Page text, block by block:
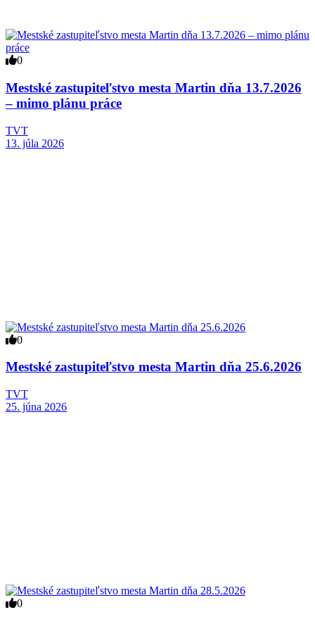
0
Mestské zastupiteľstvo mesta Martin dňa 13.7.2026
– mimo plánu práce
TVT
13. júla 2026
0
Mestské zastupiteľstvo mesta Martin dňa 25.6.2026
TVT
25. júna 2026
0